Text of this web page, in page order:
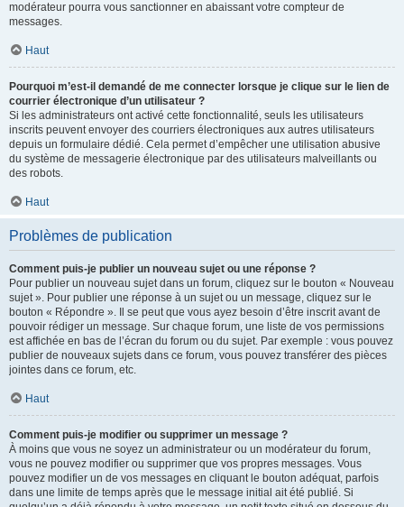
modérateur pourra vous sanctionner en abaissant votre compteur de
messages.
Haut
Pourquoi m’est-il demandé de me connecter lorsque je clique sur le lien de
courrier électronique d’un utilisateur ?
Si les administrateurs ont activé cette fonctionnalité, seuls les utilisateurs
inscrits peuvent envoyer des courriers électroniques aux autres utilisateurs
depuis un formulaire dédié. Cela permet d’empêcher une utilisation abusive
du système de messagerie électronique par des utilisateurs malveillants ou
des robots.
Haut
Problèmes de publication
Comment puis-je publier un nouveau sujet ou une réponse ?
Pour publier un nouveau sujet dans un forum, cliquez sur le bouton « Nouveau
sujet ». Pour publier une réponse à un sujet ou un message, cliquez sur le
bouton « Répondre ». Il se peut que vous ayez besoin d’être inscrit avant de
pouvoir rédiger un message. Sur chaque forum, une liste de vos permissions
est affichée en bas de l’écran du forum ou du sujet. Par exemple : vous pouvez
publier de nouveaux sujets dans ce forum, vous pouvez transférer des pièces
jointes dans ce forum, etc.
Haut
Comment puis-je modifier ou supprimer un message ?
À moins que vous ne soyez un administrateur ou un modérateur du forum,
vous ne pouvez modifier ou supprimer que vos propres messages. Vous
pouvez modifier un de vos messages en cliquant le bouton adéquat, parfois
dans une limite de temps après que le message initial ait été publié. Si